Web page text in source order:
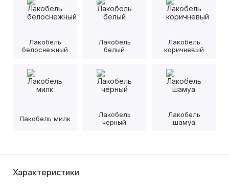
Лакобель
белоснежный
Лакобель
белый
Лакобель
коричневый
Лакобель милк
Лакобель
черный
Лакобель
шамуа
Характеристики